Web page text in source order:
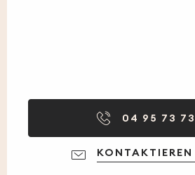
04 95 73
KONTAKTIEREN